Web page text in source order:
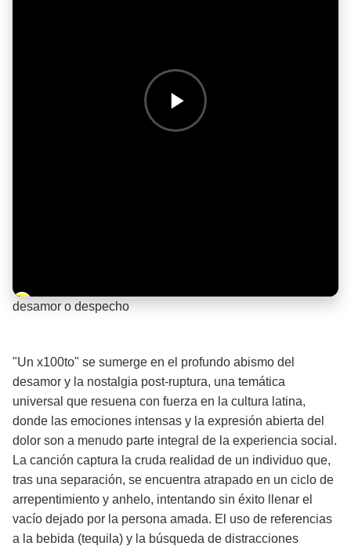
Barra de progreso de la reproducción
desamor o despecho
"Un x100to" se sumerge en el profundo abismo del
desamor y la nostalgia post-ruptura, una temática
universal que resuena con fuerza en la cultura latina,
donde las emociones intensas y la expresión abierta del
dolor son a menudo parte integral de la experiencia social.
La canción captura la cruda realidad de un individuo que,
tras una separación, se encuentra atrapado en un ciclo de
arrepentimiento y anhelo, intentando sin éxito llenar el
vacío dejado por la persona amada. El uso de referencias
a la bebida (tequila) y la búsqueda de distracciones